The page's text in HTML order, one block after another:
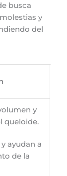
busca
y
del
y
queloide.
ayudan a
de la